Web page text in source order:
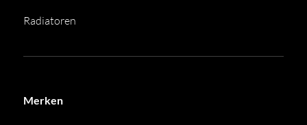
Radiatoren
Merken